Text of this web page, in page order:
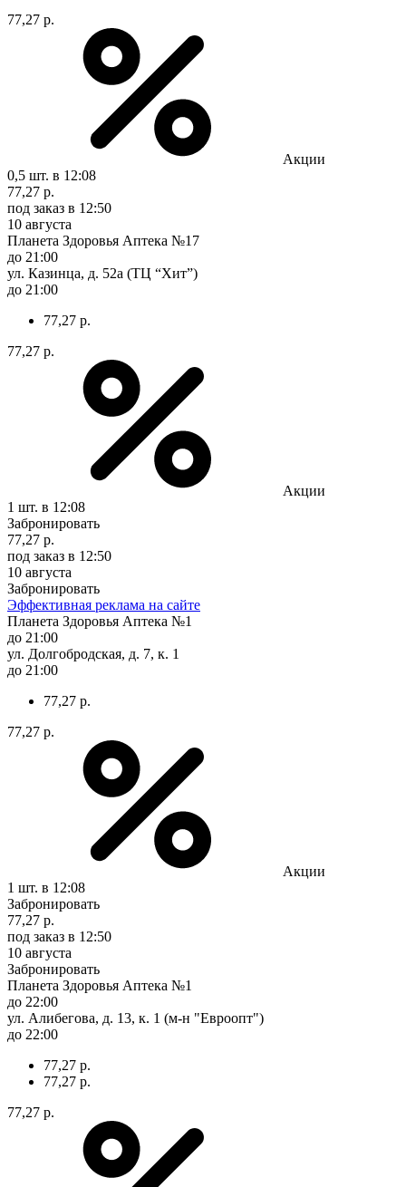
77,27 р.
Акции
0,5 шт. в 12:08
77,27 р.
под заказ в 12:50
10 августа
Планета Здоровья Аптека №17
до 21:00
ул. Казинца, д. 52а (ТЦ “Хит”)
до 21:00
77,27 р.
77,27 р.
Акции
1 шт. в 12:08
Забронировать
77,27 р.
под заказ в 12:50
10 августа
Забронировать
Эффективная реклама на сайте
Планета Здоровья Аптека №1
до 21:00
ул. Долгобродская, д. 7, к. 1
до 21:00
77,27 р.
77,27 р.
Акции
1 шт. в 12:08
Забронировать
77,27 р.
под заказ в 12:50
10 августа
Забронировать
Планета Здоровья Аптека №1
до 22:00
ул. Алибегова, д. 13, к. 1 (м-н "Евроопт")
до 22:00
77,27 р.
77,27 р.
77,27 р.